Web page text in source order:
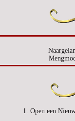
1. Open een